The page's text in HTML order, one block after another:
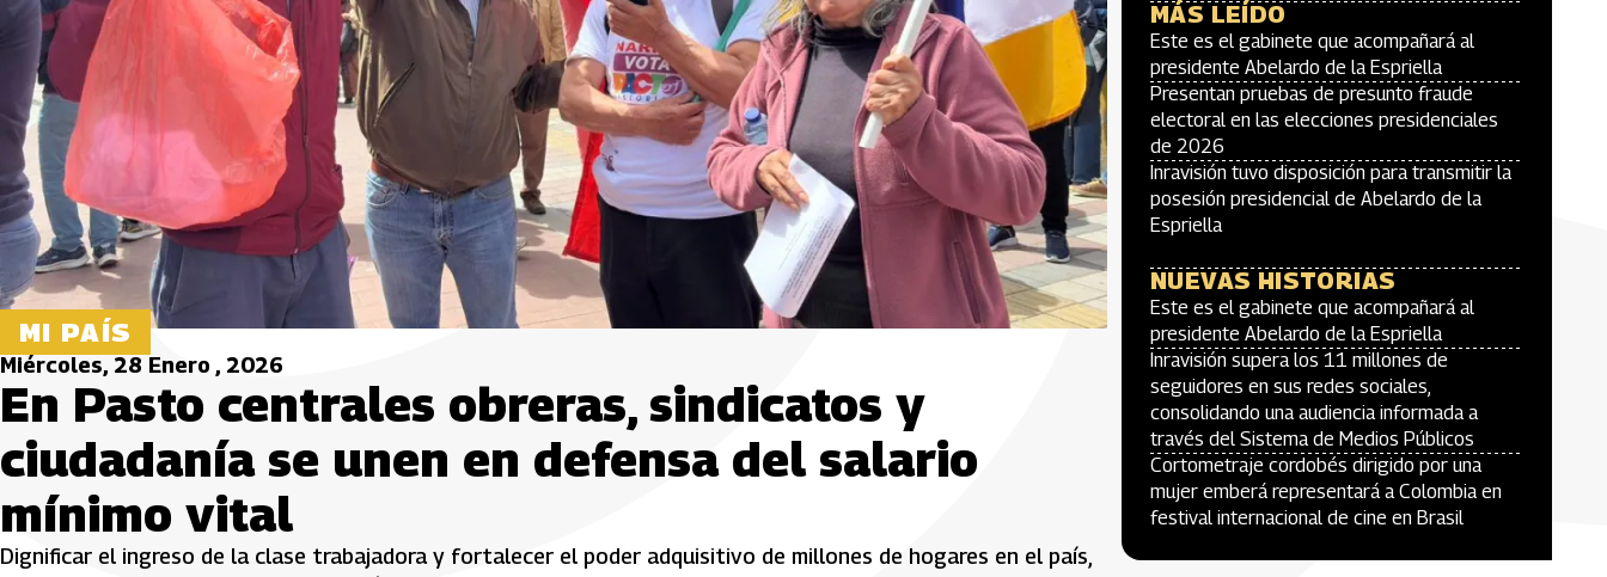
MI PAÍS
Miércoles, 28 Enero , 2026
En Pasto centrales obreras, sindicatos y
ciudadanía se unen en defensa del salario
mínimo vital
Dignificar el ingreso de la clase trabajadora y fortalecer el poder adquisitivo de millones de hogares en el país,
MÁS LEÍDO
Este es el gabinete que acompañará al
presidente Abelardo de la Espriella
Presentan pruebas de presunto fraude
electoral en las elecciones presidenciales
de 2026
Inravisión tuvo disposición para transmitir la
posesión presidencial de Abelardo de la
Espriella
NUEVAS HISTORIAS
Este es el gabinete que acompañará al
presidente Abelardo de la Espriella
Inravisión supera los 11 millones de
seguidores en sus redes sociales,
consolidando una audiencia informada a
través del Sistema de Medios Públicos
Cortometraje cordobés dirigido por una
mujer emberá representará a Colombia en
festival internacional de cine en Brasil